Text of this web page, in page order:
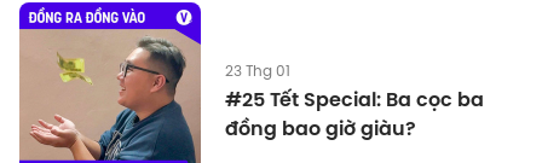
23 Thg 01
#25 Tết Special: Ba cọc ba
đồng bao giờ giàu?